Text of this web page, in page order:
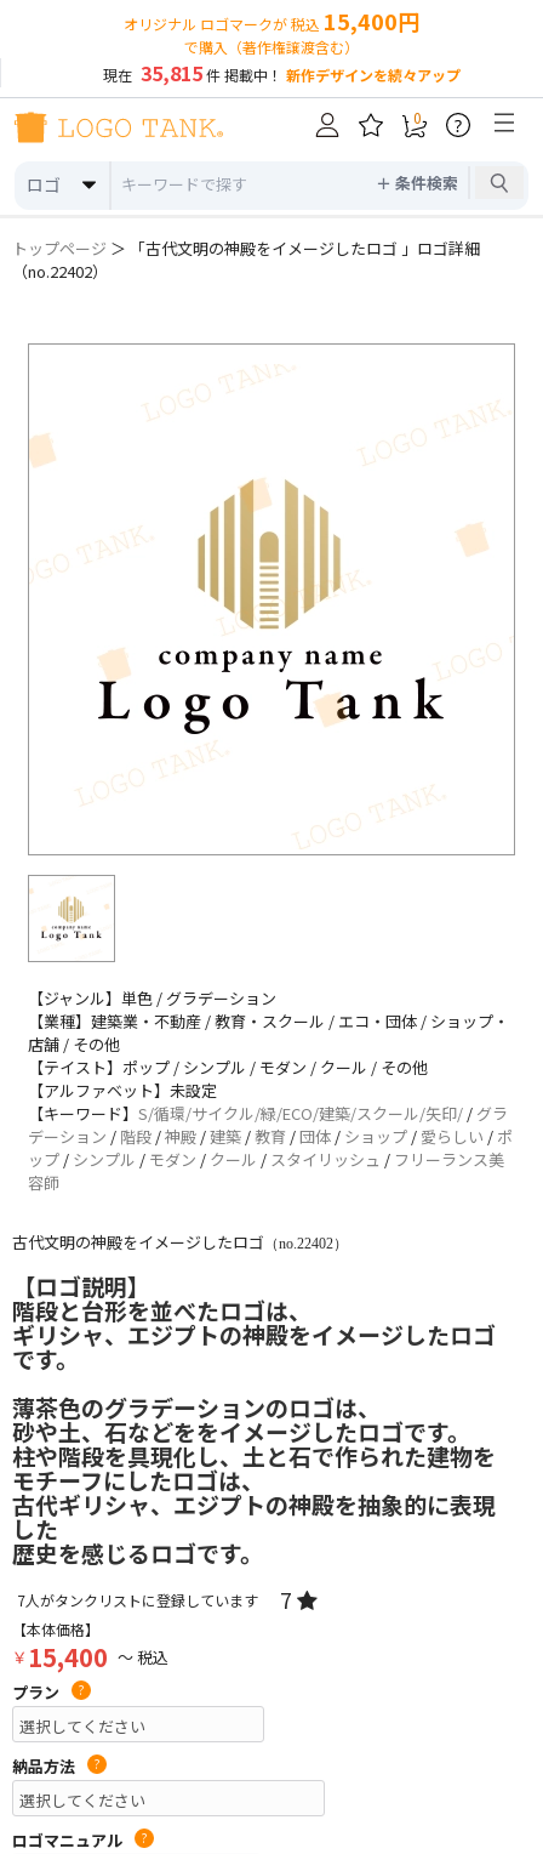
オリジナル ロゴマークが 税込 15,400円
で購入（著作権譲渡含む）
現在 35,815件 掲載中！ 新作デザインを続々アップ
ロゴ ＋ 条件検索
0 ?
トップページ ＞ 「古代文明の神殿をイメージしたロゴ 」ロゴ詳細
（no.22402）
【ジャンル】単色 / グラデーション
【業種】建築業・不動産 / 教育・スクール / エコ・団体 / ショップ・
店舗 / その他
【テイスト】ポップ / シンプル / モダン / クール / その他
【アルファベット】未設定
【キーワード】 S/循環/サイクル/緑/ECO/建築/スクール/矢印/ / グラ
デーション / 階段 /神殿 /建築 / 教育 /団体 / ショップ / 愛らしい / ポ
ップ / シンプル / モダン / クール / スタイリッシュ / フリーランス美
容師
古代文明の神殿をイメージしたロゴ （no.22402）
【ロゴ説明】
階段と台形を並べたロゴは、
ギリシャ、エジプトの神殿をイメージしたロゴ
です。
薄茶色のグラデーションのロゴは、
砂や土、石などををイメージしたロゴです。
柱や階段を具現化し、土と石で作られた建物を
モチーフにしたロゴは、
古代ギリシャ、エジプトの神殿を抽象的に表現
した
歴史を感じるロゴです。
7人がタンクリストに登録しています 7
【本体価格】
￥ 15,400 ～ 税込
プラン
?
納品方法 ?
ロゴマニュアル ?